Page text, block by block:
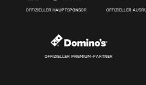
OFFIZIELLER HAUPTSPONSOR OFFIZIELLER
OFFIZIELLER PREMIUM-PARTNER